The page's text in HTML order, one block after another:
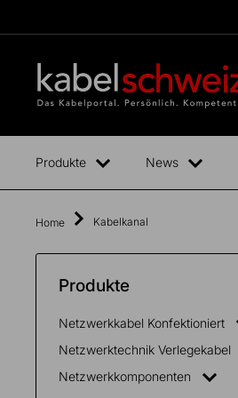
zum
Total
exkl. CHF0.00
Fertige
Boxen
anzeigen
kabelschweiz
Produkte News
Home Kabelkanal
Produkte
Netzwerkkabel Konfektioniert
Netzwerktechnik Verlegekabel
Netzwerkkomponenten